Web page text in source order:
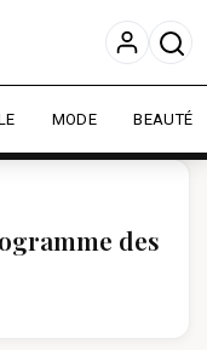
votre
En savoir plus
MODE BEAUTÉ
des